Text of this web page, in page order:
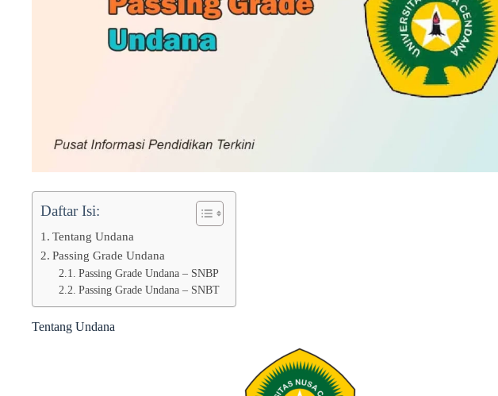
Daftar Isi:
Tentang Undana
Passing Grade Undana
Passing Grade Undana – SNBP
Passing Grade Undana – SNBT
Tentang Undana